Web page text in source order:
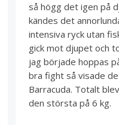
så högg det igen på
kändes det
intensiva ryck utan
gick mot djupet och
jag började hoppas
bra fight så visade
Barracuda. Totalt
den största på 6 kg.